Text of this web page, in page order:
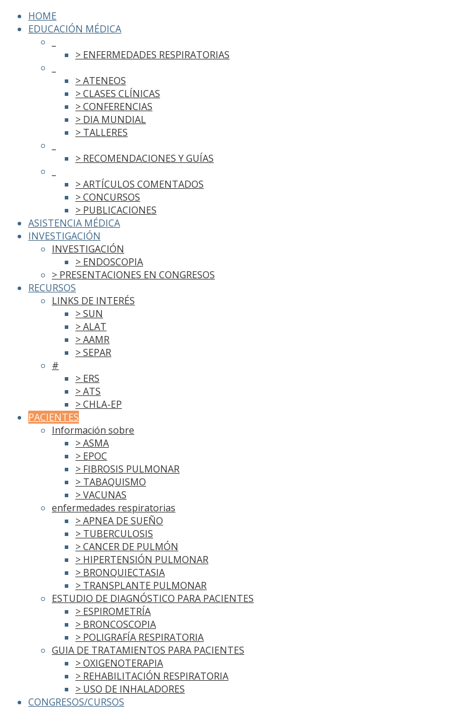
HOME
EDUCACIÓN MÉDICA
> ENFERMEDADES RESPIRATORIAS
> ATENEOS
> CLASES CLÍNICAS
> CONFERENCIAS
> DIA MUNDIAL
> TALLERES
> RECOMENDACIONES Y GUÍAS
> ARTÍCULOS COMENTADOS
> CONCURSOS
> PUBLICACIONES
ASISTENCIA MÉDICA
INVESTIGACIÓN
INVESTIGACIÓN
> ENDOSCOPIA
> PRESENTACIONES EN CONGRESOS
RECURSOS
LINKS DE INTERÉS
> SUN
> ALAT
> AAMR
> SEPAR
#
> ERS
> ATS
> CHLA-EP
PACIENTES
Información sobre
> ASMA
> EPOC
> FIBROSIS PULMONAR
> TABAQUISMO
> VACUNAS
enfermedades respiratorias
> APNEA DE SUEÑO
> TUBERCULOSIS
> CANCER DE PULMÓN
> HIPERTENSIÓN PULMONAR
> BRONQUIECTASIA
> TRANSPLANTE PULMONAR
ESTUDIO DE DIAGNÓSTICO PARA PACIENTES
> ESPIROMETRÍA
> BRONCOSCOPIA
> POLIGRAFÍA RESPIRATORIA
GUIA DE TRATAMIENTOS PARA PACIENTES
> OXIGENOTERAPIA
> REHABILITACIÓN RESPIRATORIA
> USO DE INHALADORES
CONGRESOS/CURSOS